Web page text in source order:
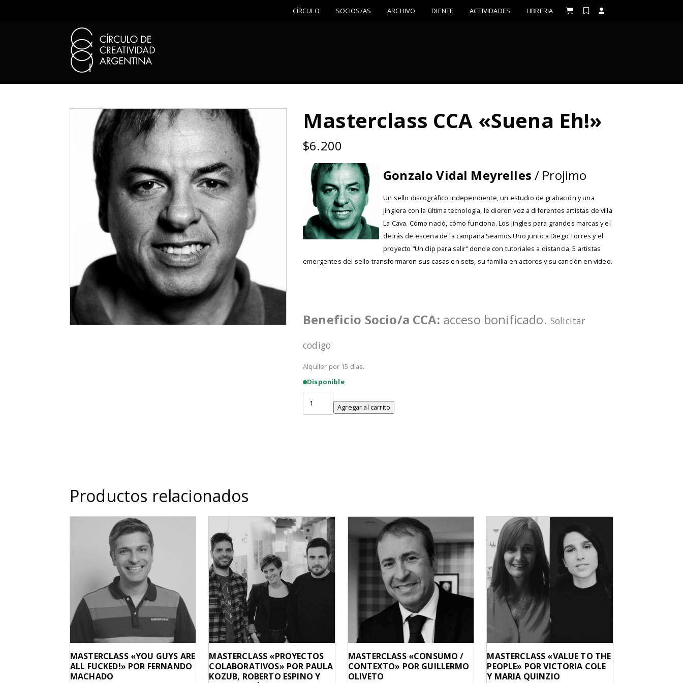
CÍRCULO SOCIOS/AS ARCHIVO DIENTE ACTIVIDADES LIBRERIA
Masterclass CCA «Suena Eh!»
$6.200
Gonzalo Vidal Meyrelles / Projimo
Un sello discográfico independiente, un estudio de grabación y una
jinglera con la última tecnología, le dieron voz a diferentes artistas de villa
La Cava. Cómo nació, cómo funciona. Los jingles para grandes marcas y el
detrás de escena de la campaña Seamos Uno junto a Diego Torres y el
proyecto “Un clip para salir” donde con tutoriales a distancia, 5 artistas
emergentes del sello transformaron sus casas en sets, su familia en actores y su canción en video.
Beneficio Socio/a CCA: acceso bonificado. Solicitar
codigo
Alquiler por 15 días.
Disponible
CCA
"Suena
Agregar al carrito
Productos relacionados
MASTERCLASS «YOU GUYS ARE
ALL FUCKED!» POR FERNANDO
MACHADO
MASTERCLASS «PROYECTOS
COLABORATIVOS» POR PAULA
KOZUB, ROBERTO ESPINO Y
MASTERCLASS «CONSUMO /
CONTEXTO» POR GUILLERMO
OLIVETO
MASTERCLASS «VALUE TO THE
PEOPLE» POR VICTORIA COLE
Y MARIA QUINZIO